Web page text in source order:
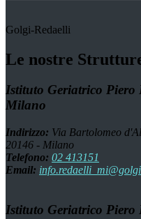
Golgi-Redaelli
Le nostre
Istituto Geriatrico Piero
Milano
Indirizzo: Via Bartolomeo
20146 - Milano
Telefono: 02 413151
Email:
Istituto Geriatrico Piero